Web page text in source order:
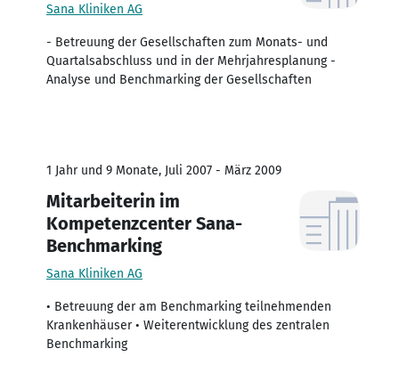
Sana Kliniken AG
- Betreuung der Gesellschaften zum Monats- und
Quartalsabschluss und in der Mehrjahresplanung -
Analyse und Benchmarking der Gesellschaften
1 Jahr und 9 Monate, Juli 2007 - März 2009
Mitarbeiterin im
Kompetenzcenter Sana-
Benchmarking
Sana Kliniken AG
• Betreuung der am Benchmarking teilnehmenden
Krankenhäuser • Weiterentwicklung des zentralen
Benchmarking